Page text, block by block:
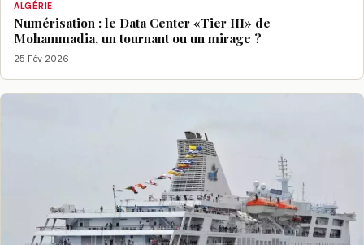
ALGÉRIE
Numérisation : le Data Center «Tier III» de
Mohammadia, un tournant ou un mirage ?
25 Fév 2026